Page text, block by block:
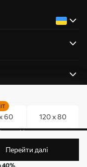
60 120 x 80
Перейти далі
40%.
cookie
Власник:
31780602.